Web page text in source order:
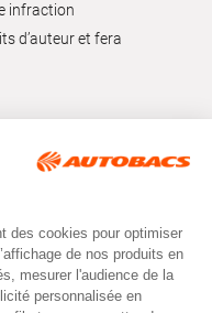
infraction
d’auteur et fera